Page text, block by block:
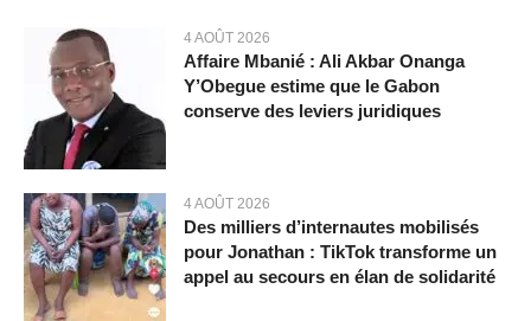
4 AOÛT 2026
Affaire Mbanié : Ali Akbar Onanga
Y’Obegue estime que le Gabon
conserve des leviers juridiques
4 AOÛT 2026
Des milliers d’internautes mobilisés
pour Jonathan : TikTok transforme un
appel au secours en élan de solidarité